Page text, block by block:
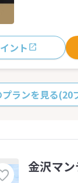
ント
ランを見る(20
金沢マ